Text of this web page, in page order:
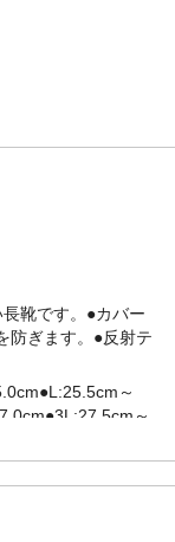
靴です。●カバー
防ぎます。●反射テ
～
～